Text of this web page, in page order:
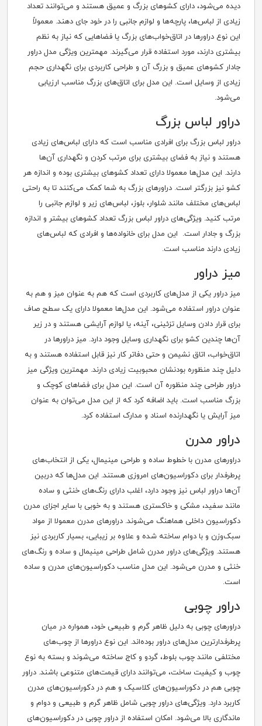
دیده می‌شود، دارای کشوهای بزرگ و عمیق هستند و می‌توانند تعداد
زیادی از لباس‌ها، پارچه‌ها و لوازم جانبی را در خود جای دهند. معمولاً
این نوع دراورها در اتاق‌خواب‌های بزرگ یا فضاهایی که نیاز به نظم
بیشتری دارند، مورد استفاده قرار می‌گیرند. مهمترین ویژگی‌ مدل دراور
جادار کشوهای عمیق و بزرگ آن و طراحی کاربردی برای نگهداری حجم
زیادی از وسایل است. این مدل برای اتاق‌های بزرگ مناسب ارزیابی
می‌شود.
دراور لباس بزرگ
دراور لباس بزرگ برای افرادی مناسب است که دارای لباس‌های زیادی
هستند و نیاز به فضای بیشتری برای مرتب کردن و نگهداری آن‌ها
دارند. این مدل‌ها معمولا دارای تعداد کشوهای بیشتری بوده و اندازه هر
کشو نیز بزرگتر است. دراورهای بزرگ به شما کمک می‌کنند تا به راحتی
لباس‌های مختلف مانند شلوار، بلوز، لباس‌های زیر و لوازم جانبی را
مرتب کنید. ویژگی‌های دراور لباس بزرگ تعداد کشوهای بیشتر و اندازه
بزرگ و جادار است. این مدل برای خانواده‌ها و افرادی که لباس‌های
زیادی دارند مناسب است.
میز دراور
میز دراور یکی از مدل‌های کاربردی است که هم به عنوان میز و هم به
عنوان دراور استفاده می‌شود. این مدل‌ها معمولا دارای یک سطح صاف
برای قرار دادن وسایل تزئینی، آینه، یا لوازم آرایشی هستند و در زیر
آن‌ها چندین کشو برای نگهداری وسایل وجود دارد. میز دراورها در
اتاق‌خواب، اتاق نشیمن و حتی دفاتر کار نیز قابل استفاده هستند و به
دلیل چند منظوره بودنشان محبوبیت زیادی دارند. مهمترین ویژگی‌ میز
دراور طراحی چند منظوره آن است. این مدل برای فضاهای کوچک و
بزرگ مناسب است. باید اضافه کرد که از این مدل می‌توان به عنوان
میز آرایش یا نگهدارنده اسناد و مدارک استفاده کرد.
دراور مدرن
دراورهای مدرن با خطوط ساده و طراحی مینیمال، یکی از انتخاب‌های
پرطرفدار برای دکوراسیون‌های امروزی هستند. این مدل‌ها که دربین
آن‌ها دراور لباس نیز وجود دارد، اغلب دارای رنگ‌های خنثی و ساده
مانند سفید، مشکی و خاکستری هستند و به خوبی با سایر اجزای مدرن
دکوراسیون داخلی هماهنگ می‌شوند. دراورهای مدرن معمولا از مواد
سبک‌وزن و با دوام ساخته شده و علاوه بر زیبایی، بسیار کاربردی نیز
هستند. ویژگی‌های دراور مدرن شامل طراحی مینیمال و ساده و رنگ‌های
خنثی و مدرن می‌شود. این مدل مناسب دکوراسیون‌های مدرن و ساده
است.
دراور چوبی
دراورهای چوبی به دلیل ظاهر گرم و طبیعی خود، همواره در میان
پرطرفدارترین مدل‌های دراور بوده‌اند. این نوع دراورها از چوب‌های
مختلفی مانند چوب بلوط، گردو و کاج ساخته می‌شوند و بسته به نوع
چوب و کیفیت ساخت، می‌توانند دارای قیمت‌های متنوعی باشند. دراور
چوبی هم در دکوراسیون‌های کلاسیک و هم در دکوراسیون‌های مدرن
کاربرد دارد. ویژگی‌های دراور چوبی شامل ظاهر گرم و طبیعی و دوام و
ماندگاری بالا می‌شود. امکان استفاده از دراور چوبی در دکوراسیون‌های